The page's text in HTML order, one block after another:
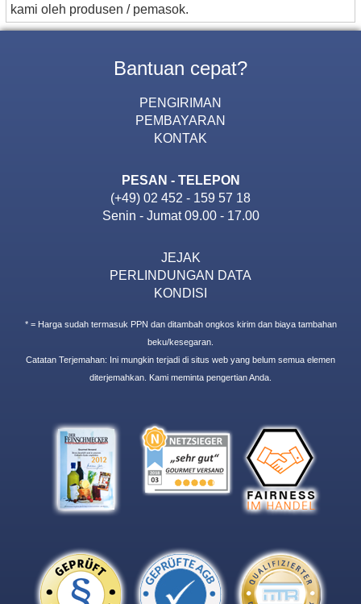
kami oleh produsen / pemasok.
Bantuan cepat?
PENGIRIMAN
PEMBAYARAN
KONTAK
PESAN - TELEPON
(+49) 02 452 - 159 57 18
Senin - Jumat 09.00 - 17.00
JEJAK
PERLINDUNGAN DATA
KONDISI
* = Harga sudah termasuk PPN dan ditambah ongkos kirim dan biaya tambahan
beku/kesegaran.
Catatan Terjemahan: Ini mungkin terjadi di situs web yang belum semua elemen
diterjemahkan. Kami meminta pengertian Anda.